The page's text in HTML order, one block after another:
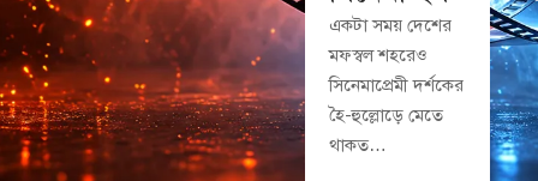
একটা সময় দেশের
মফস্বল শহরেও
সিনেমাপ্রেমী দর্শকের
হৈ-হুল্লোড়ে মেতে
থাকত…